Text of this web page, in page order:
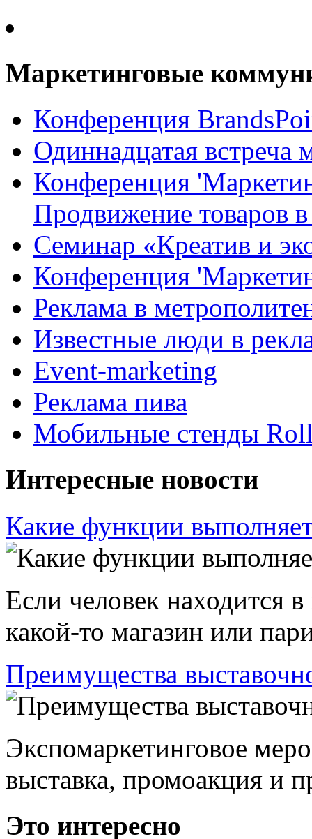
Маркетинговые
Конференция
Одиннадцатая
Конференция
Продвижение товаров
Семинар «Креатив и
Конференция
Реклама в
Известные люди в
Event-marketing
Реклама пива
Мобильные стенды
Интересные новости
Какие функции
Если человек находится
какой-то магазин или
Преимущества
Экспомаркетинговое
выставка, промоакция и
Это интересно